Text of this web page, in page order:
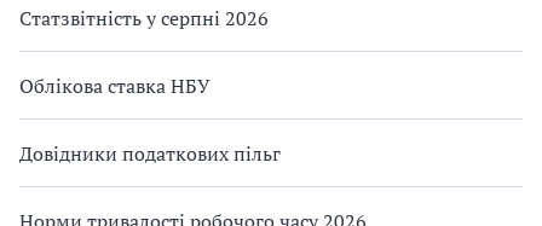
Статзвітність у серпні 2026
Облікова ставка НБУ
Довідники податкових пільг